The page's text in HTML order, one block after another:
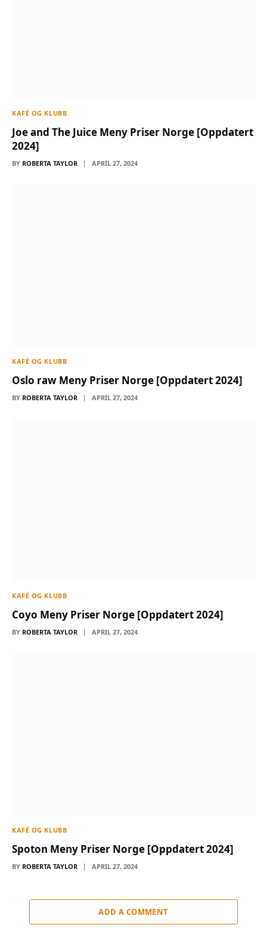
KAFÉ OG KLUBB
Joe and The Juice Meny Priser Norge [Oppdatert
2024]
BY ROBERTA TAYLOR APRIL 27, 2024
KAFÉ OG KLUBB
Oslo raw Meny Priser Norge [Oppdatert 2024]
BY ROBERTA TAYLOR APRIL 27, 2024
KAFÉ OG KLUBB
Coyo Meny Priser Norge [Oppdatert 2024]
BY ROBERTA TAYLOR APRIL 27, 2024
KAFÉ OG KLUBB
Spoton Meny Priser Norge [Oppdatert 2024]
BY ROBERTA TAYLOR APRIL 27, 2024
ADD A COMMENT